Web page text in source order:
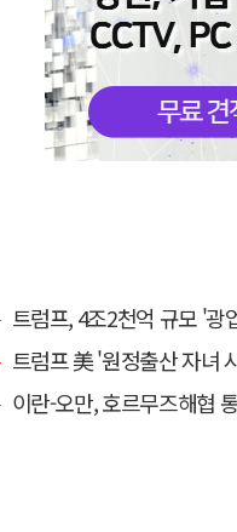
트럼프, 4조2천억 규모 '광업
트럼프 美 '원정출산 자녀
이란-오만, 호르무즈해협